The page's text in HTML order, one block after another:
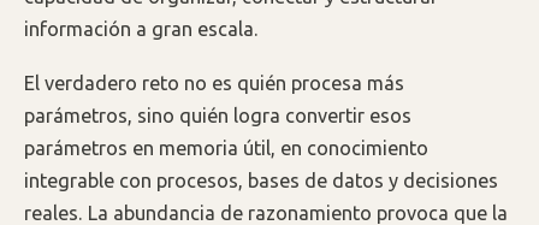
información a gran escala.
El verdadero reto no es quién procesa más
parámetros, sino quién logra convertir esos
parámetros en memoria útil, en conocimiento
integrable con procesos, bases de datos y decisiones
reales. La abundancia de razonamiento provoca que la